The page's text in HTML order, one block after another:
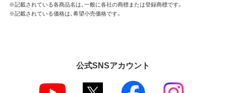
※記載されている各商品名は、一般に各社の商標または登録商標です。
※記載されている価格は、希望小売価格です。
公式SNSアカウント